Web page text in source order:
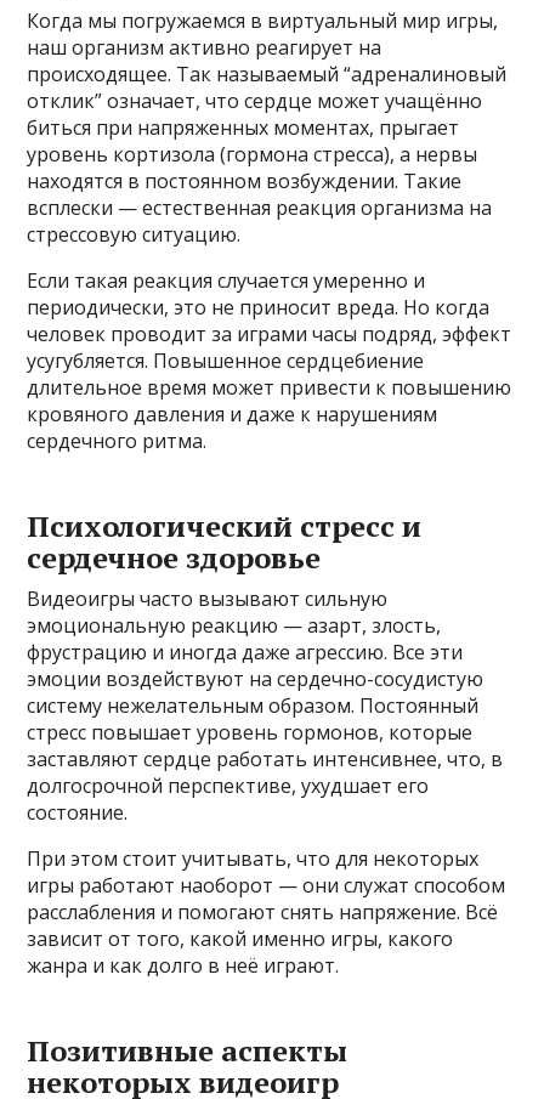
Когда мы погружаемся в виртуальный мир игры,
наш организм активно реагирует на
происходящее. Так называемый “адреналиновый
отклик” означает, что сердце может учащённо
биться при напряженных моментах, прыгает
уровень кортизола (гормона стресса), а нервы
находятся в постоянном возбуждении. Такие
всплески — естественная реакция организма на
стрессовую ситуацию.
Если такая реакция случается умеренно и
периодически, это не приносит вреда. Но когда
человек проводит за играми часы подряд, эффект
усугубляется. Повышенное сердцебиение
длительное время может привести к повышению
кровяного давления и даже к нарушениям
сердечного ритма.
Психологический стресс и
сердечное здоровье
Видеоигры часто вызывают сильную
эмоциональную реакцию — азарт, злость,
фрустрацию и иногда даже агрессию. Все эти
эмоции воздействуют на сердечно-сосудистую
систему нежелательным образом. Постоянный
стресс повышает уровень гормонов, которые
заставляют сердце работать интенсивнее, что, в
долгосрочной перспективе, ухудшает его
состояние.
При этом стоит учитывать, что для некоторых
игры работают наоборот — они служат способом
расслабления и помогают снять напряжение. Всё
зависит от того, какой именно игры, какого
жанра и как долго в неё играют.
Позитивные аспекты
некоторых видеоигр